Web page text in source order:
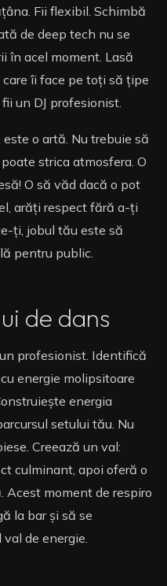
Fii flexibil. Schimbă
de deep tech nu se
în acel moment. Lasă
îi face pe toți să țipe
un DJ profesionist.
o artă. Nu trebuie să
strica atmosfera. O
O să văd dacă o pot
arăți respect fără a-ți
ți, jobul tău este să
pentru public.
de dans
profesionist. Identifică
energie molipsitoare
energia
setului tău. Nu
Creează un val:
culminant, apoi oferă o
Acest moment de respiro
la bar și să se
de energie.